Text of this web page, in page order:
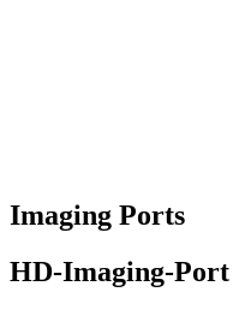
Imaging Ports
HD-Imaging-Port